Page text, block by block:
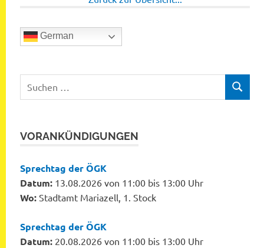
German
nach:
SUCHEN
VORANKÜNDIGUNGEN
Sprechtag der ÖGK
Datum: 13.08.2026 von 11:00 bis 13:00 Uhr
Wo: Stadtamt Mariazell, 1. Stock
Sprechtag der ÖGK
Datum: 20.08.2026 von 11:00 bis 13:00 Uhr